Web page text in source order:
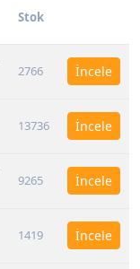
Stok
2766 İncele
13736 İncele
9265 İncele
1419 İncele